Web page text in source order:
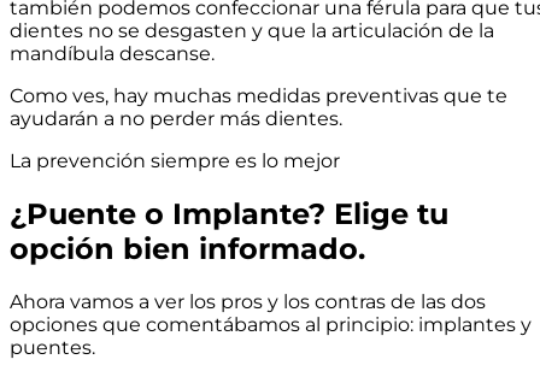
también podemos confeccionar una férula para que
dientes no se desgasten y que la articulación de la
mandíbula descanse.
Como ves, hay muchas medidas preventivas que te
ayudarán a no perder más dientes.
La prevención siempre es lo mejor
¿Puente o Implante? Elige tu
opción bien informado.
Ahora vamos a ver los pros y los contras de las dos
opciones que comentábamos al principio: implantes y
puentes.